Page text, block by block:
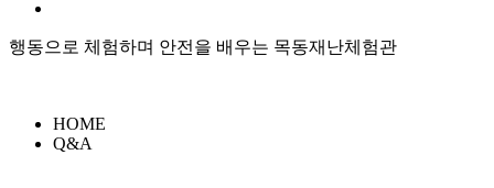
행동으로 체험하며 안전을 배우는 목동재난체험관
HOME
Q&A